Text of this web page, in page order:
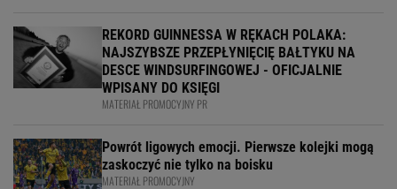
REKORD GUINNESSA W RĘKACH POLAKA:
NAJSZYBSZE PRZEPŁYNIĘCIĘ BAŁTYKU NA
DESCE WINDSURFINGOWEJ - OFICJALNIE
WPISANY DO KSIĘGI
MATERIAŁ PROMOCYJNY PR
Powrót ligowych emocji. Pierwsze kolejki mogą
zaskoczyć nie tylko na boisku
MATERIAŁ PROMOCYJNY